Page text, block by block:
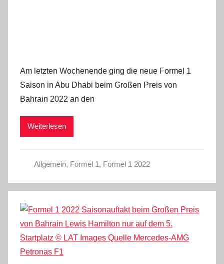
Am letzten Wochenende ging die neue Formel 1
Saison in Abu Dhabi beim Großen Preis von
Bahrain 2022 an den
Weiterlesen
Allgemein, Formel 1, Formel 1 2022